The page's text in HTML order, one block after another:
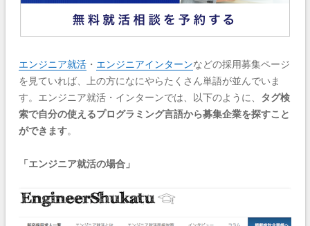
エンジニア就活・ エンジニアインターンなどの採用募集ページ
を見ていれば、上の方になにやらたくさん単語が並んでいま
す。エンジニア就活・インターンでは、以下のように、 タグ検
索で自分の使えるプログラミング言語から募集企業を探すこと
ができます。
「エンジニア就活の場合」